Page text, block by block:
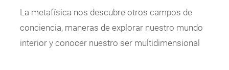
La metafísica nos descubre otros campos de
conciencia, maneras de explorar nuestro mundo
interior y conocer nuestro ser multidimensional